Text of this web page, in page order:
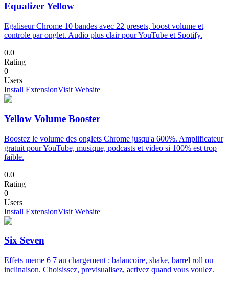
Equalizer Yellow
Egaliseur Chrome 10 bandes avec 22 presets, boost volume et
controle par onglet. Audio plus clair pour YouTube et Spotify.
0.0
Rating
0
Users
Install ExtensionVisit Website
Yellow Volume Booster
Boostez le volume des onglets Chrome jusqu'a 600%. Amplificateur
gratuit pour YouTube, musique, podcasts et video si 100% est trop
faible.
0.0
Rating
0
Users
Install ExtensionVisit Website
Six Seven
Effets meme 6 7 au chargement : balancoire, shake, barrel roll ou
inclinaison. Choisissez, previsualisez, activez quand vous voulez.